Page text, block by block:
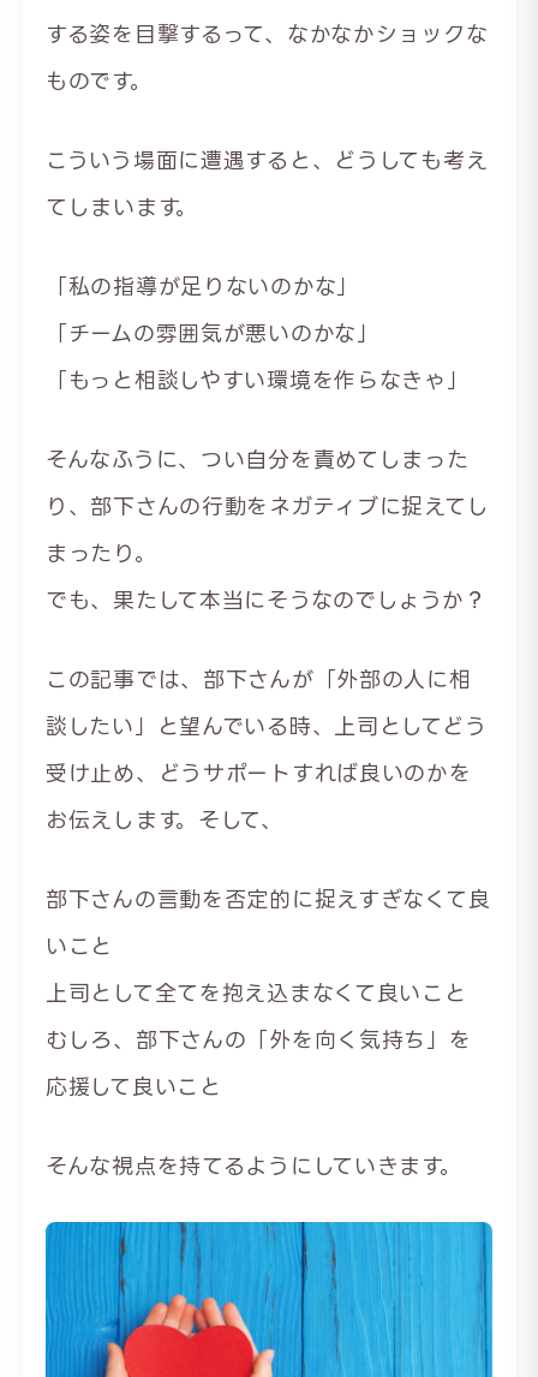
する姿を目撃するって、なかなかショックな
ものです。
こういう場面に遭遇すると、どうしても考え
てしまいます。
「私の指導が足りないのかな」
「チームの雰囲気が悪いのかな」
「もっと相談しやすい環境を作らなきゃ」
そんなふうに、つい自分を責めてしまった
り、部下さんの行動をネガティブに捉えてし
まったり。
でも、果たして本当にそうなのでしょうか？
この記事では、部下さんが「外部の人に相
談したい」と望んでいる時、上司としてどう
受け止め、どうサポートすれば良いのかを
お伝えします。そして、
部下さんの言動を否定的に捉えすぎなくて良
いこと
上司として全てを抱え込まなくて良いこと
むしろ、部下さんの「外を向く気持ち」を
応援して良いこと
そんな視点を持てるようにしていきます。